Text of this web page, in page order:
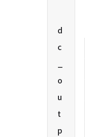
d
c
o
u
t
p